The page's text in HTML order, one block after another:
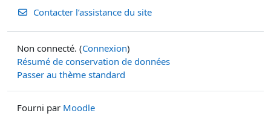
Contacter l’assistance du site
Non connecté. (Connexion)
Résumé de conservation de données
Passer au thème standard
Fourni par Moodle